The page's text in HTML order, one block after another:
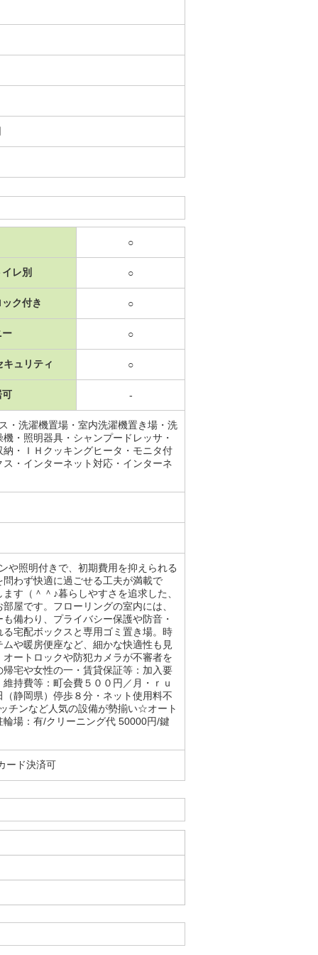
○
レ別 ○
ク付き ○
ー ○
キュリティ ○
可 -
・洗濯機置場・室内洗濯機置き場・洗
・照明器具・シャンプードレッサ・
・ＩＨクッキングヒータ・モニタ付
・インターネット対応・インターネ
や照明付きで、初期費用を抑えられる
わず快適に過ごせる工夫が満載で
す（＾＾♪暮らしやすさを追求した、
屋です。フローリングの室内には、
備わり、プライバシー保護や防音・
宅配ボックスと専用ゴミ置き場。時
や暖房便座など、細かな快適性も見
ートロックや防犯カメラが不審者を
宅や女性の一・賃貸保証等：加入要
持費等：町会費５００円／月・ｒｕ
静岡県）停歩８分・ネット使用料不
チンなど人気の設備が勢揃い☆オート
場：有/クリーニング代 50000円/鍵
ード決済可